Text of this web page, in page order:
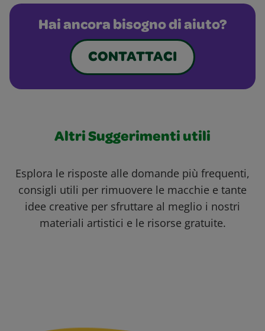
Hai ancora bisogno di aiuto?
CONTATTACI
Altri Suggerimenti utili
Esplora le risposte alle domande più frequenti,
consigli utili per rimuovere le macchie e tante
idee creative per sfruttare al meglio i nostri
materiali artistici e le risorse gratuite.